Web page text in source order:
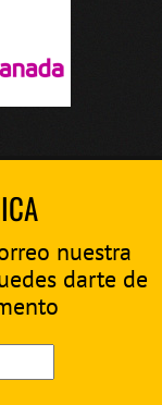
nuestra
darte de